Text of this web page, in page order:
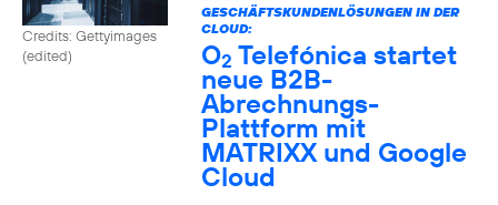
Credits: Gettyimages
(edited)
GESCHÄFTSKUNDENLÖSUNGEN IN DER
CLOUD:
O2 Telefónica startet
neue B2B-
Abrechnungs-
Plattform mit
MATRIXX und Google
Cloud